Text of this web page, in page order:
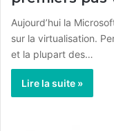
Aujourd’hui la
sur la virtualisation.
et la plupart des…
Lire la suite »